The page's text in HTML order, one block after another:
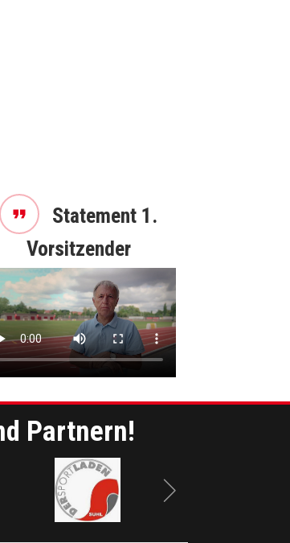
Statement 1.
Vorsitzender
Partnern!